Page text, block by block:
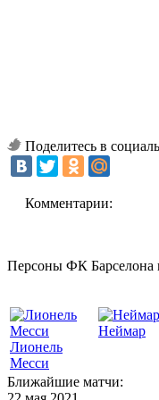
Поделитесь в
Комментарии:
Персоны ФК Барселона
Лионель
Месси
Неймар
Ближайшие матчи: